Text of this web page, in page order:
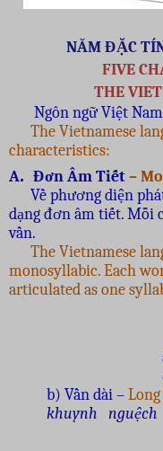
NĂM ĐẶC
FIVE
THE
Ngôn ngữ Việt Nam
The Vietnamese
characteristics:
A. Đơn Âm Tiết–
Về phương diện
dạng đơn âm tiết. Mỗi
vần.
The Vietnamese
monosyllabic. Each
articulated as one
b) Vần dài –
khuynh